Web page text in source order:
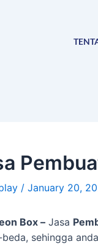
/ January 20,
Box – Jasa
sehingga